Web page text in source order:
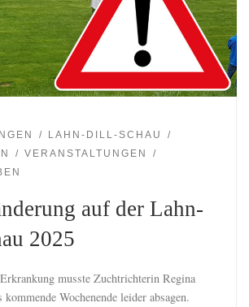
LAHN-DILL-SCHAU
VERANSTALTUNGEN
auf der Lahn-
2025
musste Zuchtrichterin Regina
Wochenende leider absagen.